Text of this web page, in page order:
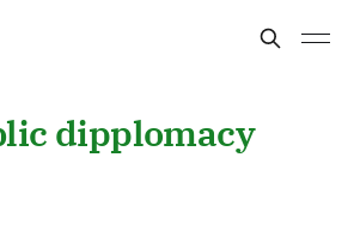
dipplomacy